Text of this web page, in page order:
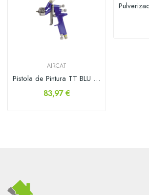
AIRCAT
Pistola de Pintura TT BLU 1.3mm
83,97 €